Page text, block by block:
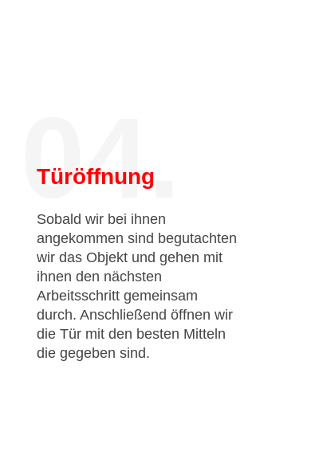
04.
Türöffnung
Sobald wir bei ihnen
angekommen sind begutachten
wir das Objekt und gehen mit
ihnen den nächsten
Arbeitsschritt gemeinsam
durch. Anschließend öffnen wir
die Tür mit den besten Mitteln
die gegeben sind.